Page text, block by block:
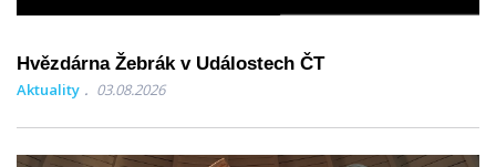
Hvězdárna Žebrák v Událostech ČT
Aktuality 03.08.2026